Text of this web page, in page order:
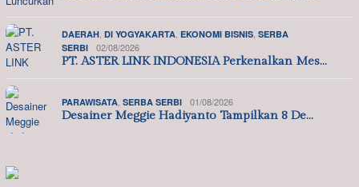
DAERAH DI YOGYAKARTA EKONOMI BISNIS SERBA
SERBI
02/08/2026
PT. ASTER LINK INDONESIA Perkenalkan Mes…
PARAWISATA SERBA SERBI 01/08/2026
Desainer Meggie Hadiyanto Tampilkan 8 De…